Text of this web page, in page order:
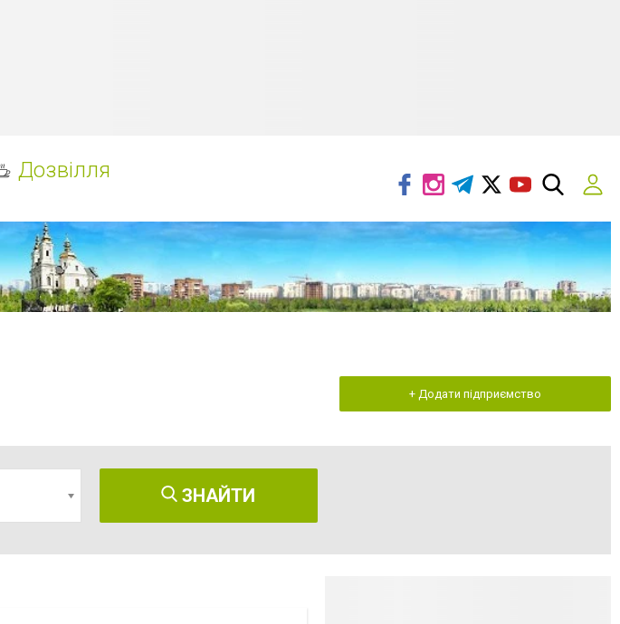
Дозвілля
+ Додати підприємство
ЗНАЙТИ